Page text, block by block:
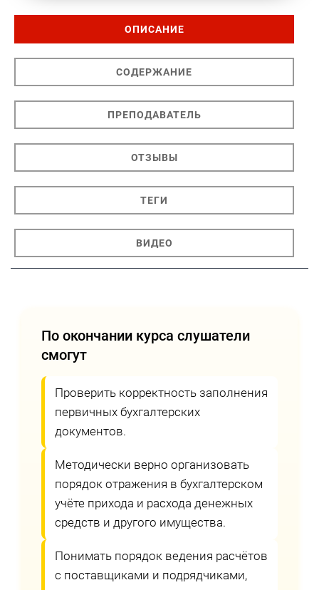
ОПИСАНИЕ
СОДЕРЖАНИЕ
ПРЕПОДАВАТЕЛЬ
ОТЗЫВЫ
ТЕГИ
ВИДЕО
По окончании курса слушатели
смогут
Проверить корректность заполнения
первичных бухгалтерских
документов.
Методически верно организовать
порядок отражения в бухгалтерском
учёте прихода и расхода денежных
средств и другого имущества.
Понимать порядок ведения расчётов
с поставщиками и подрядчиками,